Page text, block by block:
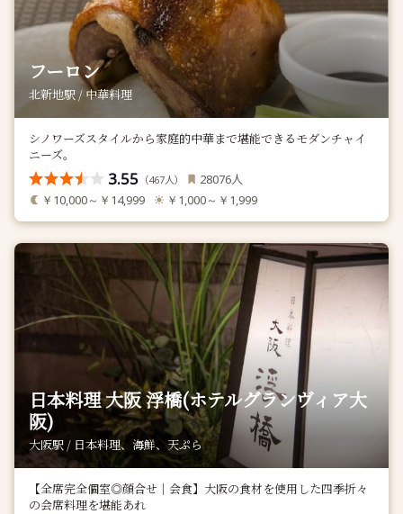
フーロン
北新地駅 / 中華料理
シノワーズスタイルから家庭的中華まで堪能できるモダンチャイ
ニーズ。
3.55 （467人） 28076人
￥10,000～￥14,999 ￥1,000～￥1,999
日本料理 大阪 浮橋(ホテルグランヴィア大
阪)
大阪駅 / 日本料理、海鮮、天ぷら
【全席完全個室◎顔合せ｜会食】大阪の食材を使用した四季折々
の会席料理を堪能あれ